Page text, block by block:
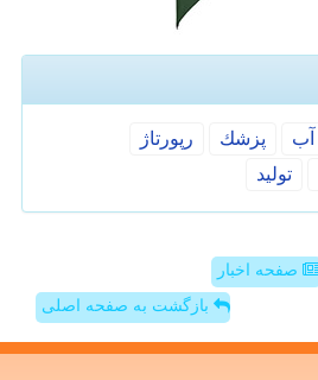
آب پزشك
رپورتاژ
تولید
صفحه اخبار
بازگشت به صفحه اصلی